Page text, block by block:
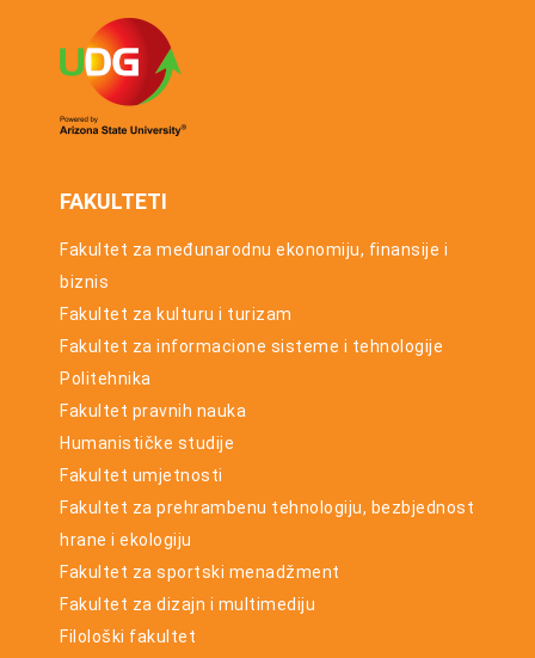
FAKULTETI
Fakultet za međunarodnu ekonomiju, finansije i
biznis
Fakultet za kulturu i turizam
Fakultet za informacione sisteme i tehnologije
Politehnika
Fakultet pravnih nauka
Humanističke studije
Fakultet umjetnosti
Fakultet za prehrambenu tehnologiju, bezbjednost
hrane i ekologiju
Fakultet za sportski menadžment
Fakultet za dizajn i multimediju
Filološki fakultet